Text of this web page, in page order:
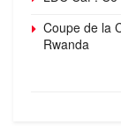
Coupe de la
Rwanda